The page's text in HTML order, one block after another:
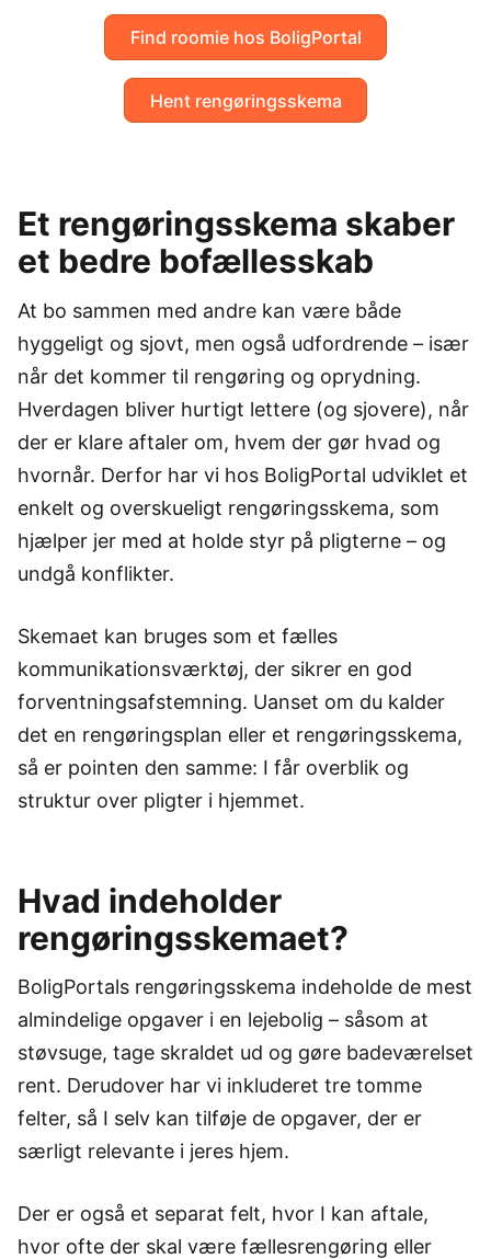
Find roomie hos BoligPortal
Hent rengøringsskema
Et rengøringsskema skaber
et bedre bofællesskab
At bo sammen med andre kan være både
hyggeligt og sjovt, men også udfordrende – især
når det kommer til rengøring og oprydning.
Hverdagen bliver hurtigt lettere (og sjovere), når
der er klare aftaler om, hvem der gør hvad og
hvornår. Derfor har vi hos BoligPortal udviklet et
enkelt og overskueligt rengøringsskema, som
hjælper jer med at holde styr på pligterne – og
undgå konflikter.
Skemaet kan bruges som et fælles
kommunikationsværktøj, der sikrer en god
forventningsafstemning. Uanset om du kalder
det en rengøringsplan eller et rengøringsskema,
så er pointen den samme: I får overblik og
struktur over pligter i hjemmet.
Hvad indeholder
rengøringsskemaet?
BoligPortals rengøringsskema indeholde de mest
almindelige opgaver i en lejebolig – såsom at
støvsuge, tage skraldet ud og gøre badeværelset
rent. Derudover har vi inkluderet tre tomme
felter, så I selv kan tilføje de opgaver, der er
særligt relevante i jeres hjem.
Der er også et separat felt, hvor I kan aftale,
hvor ofte der skal være fællesrengøring eller